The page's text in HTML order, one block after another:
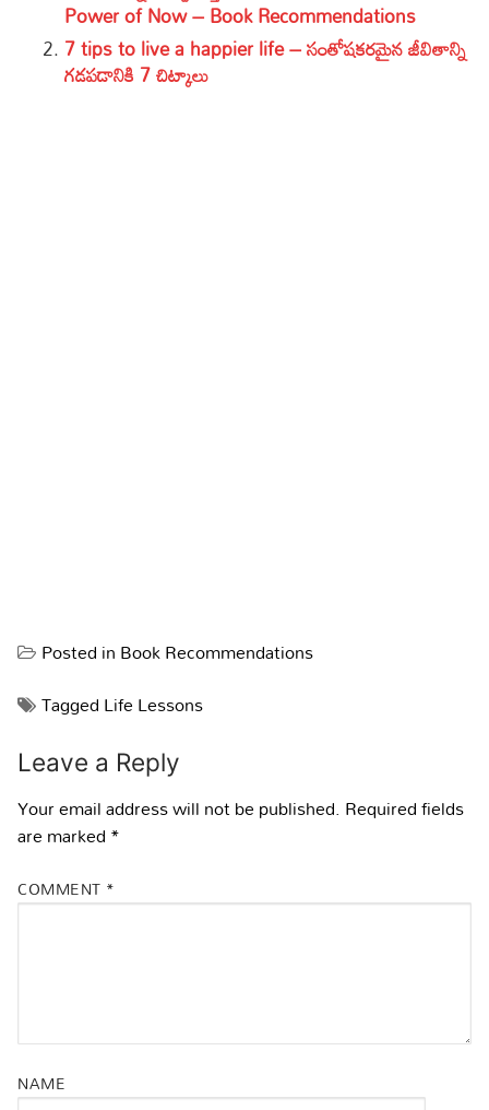
Power of Now – Book Recommendations
7 tips to live a happier life – సంతోషకరమైన జీవితాన్ని
గడపడానికి 7 చిట్కాలు
Posted inBook Recommendations
TaggedLife Lessons
Leave a Reply
Your email address will not be published. Required fields
are marked*
COMMENT *
NAME